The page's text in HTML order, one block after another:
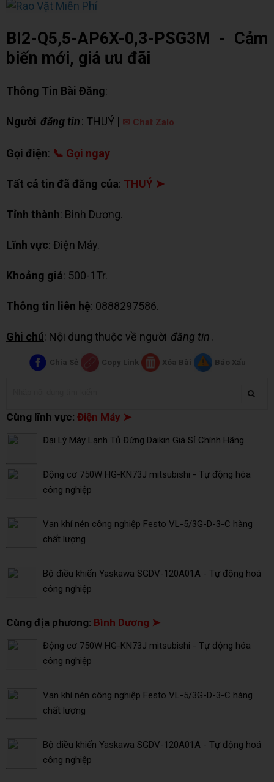
BI2-Q5,5-AP6X-0,3-PSG3M - Cảm
biến mới, giá ưu đãi
Thông Tin Bài Đăng:
Người đăng tin: THUÝ | ✉ Chat Zalo
Gọi điện: 📞 Gọi ngay
Tất cả tin đã đăng của: THUÝ ➤
Tỉnh thành: Bình Dương.
Lĩnh vực: Điện Máy.
Khoảng giá: 500-1Tr.
Thông tin liên hệ: 0888297586.
Ghi chú: Nội dung thuộc về người đăng tin.
Chia Sẻ Copy Link Xóa Bài Báo Xấu
Cùng lĩnh vực: Điện Máy ➤
Đại Lý Máy Lạnh Tủ Đứng Daikin Giá Sỉ Chính Hãng
Động cơ 750W HG-KN73J mitsubishi - Tự động hóa
công nghiệp
Van khí nén công nghiệp Festo VL-5/3G-D-3-C hàng
chất lượng
Bộ điều khiển Yaskawa SGDV-120A01A - Tự động hoá
công nghiệp
Cùng địa phương: Bình Dương ➤
Động cơ 750W HG-KN73J mitsubishi - Tự động hóa
công nghiệp
Van khí nén công nghiệp Festo VL-5/3G-D-3-C hàng
chất lượng
Bộ điều khiển Yaskawa SGDV-120A01A - Tự động hoá
công nghiệp